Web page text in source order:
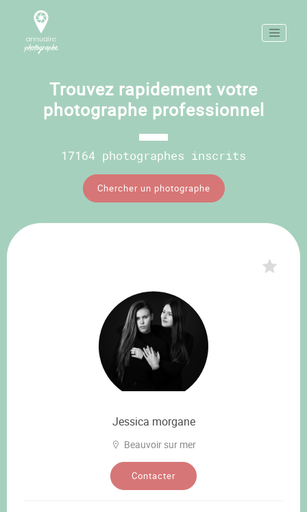
Trouvez rapidement votre
photographe professionnel
17164 photographes inscrits
Chercher un photographe
Jessica morgane
Beauvoir sur mer
Contacter